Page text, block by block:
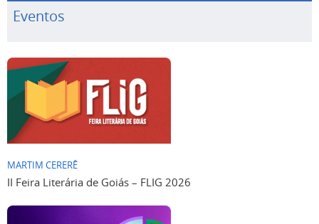
Eventos
MARTIM CERERÊ
II Feira Literária de Goiás – FLIG 2026